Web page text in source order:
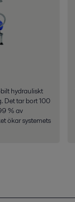
hydrauliskt
Det tar bort 100
% av
ökar systemets